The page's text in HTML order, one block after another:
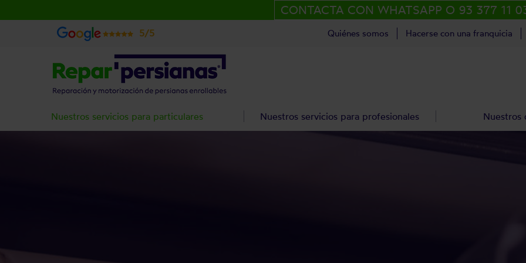
CONTACTA CON WHATSAPP O 93 377 11
5/5 Quiénes somos Hacerse con una franquicia
Nuestros servicios para particulares Nuestros servicios para profesionales Nuestros